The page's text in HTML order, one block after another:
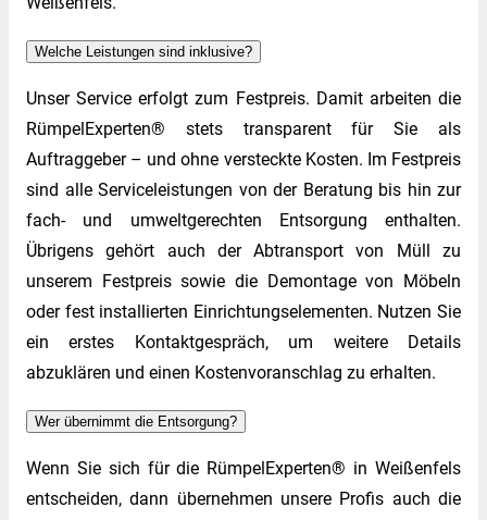
Welche Leistungen sind inklusive?
Unser Service erfolgt zum Festpreis. Damit arbeiten die
RümpelExperten® stets transparent für Sie als
Auftraggeber – und ohne versteckte Kosten. Im Festpreis
sind alle Serviceleistungen von der Beratung bis hin zur
fach- und umweltgerechten Entsorgung enthalten.
Übrigens gehört auch der Abtransport von Müll zu
unserem Festpreis sowie die Demontage von Möbeln
oder fest installierten Einrichtungselementen. Nutzen Sie
ein erstes Kontaktgespräch, um weitere Details
abzuklären und einen Kostenvoranschlag zu erhalten.
Wer übernimmt die Entsorgung?
Wenn Sie sich für die RümpelExperten® in Weißenfels
entscheiden, dann übernehmen unsere Profis auch die